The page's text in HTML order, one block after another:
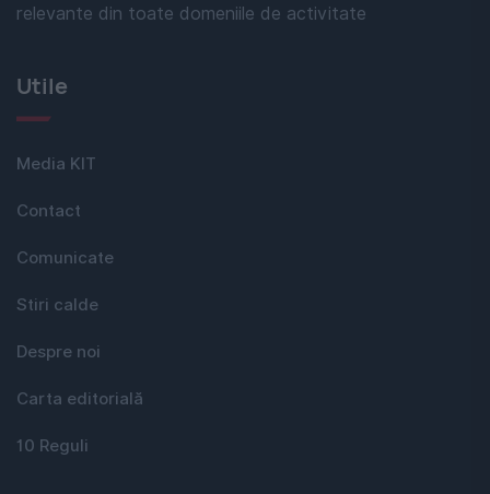
relevante din toate domeniile de activitate
Utile
Media KIT
Contact
Comunicate
Stiri calde
Despre noi
Carta editorială
10 Reguli